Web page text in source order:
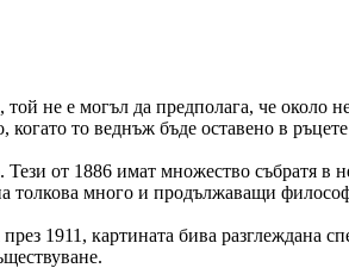
не е могъл да предполага, че около
когато то веднъж бъде оставено в
от 1886 имат множество събратя в
толкова много и продължаващи
1911, картината бива разглеждана